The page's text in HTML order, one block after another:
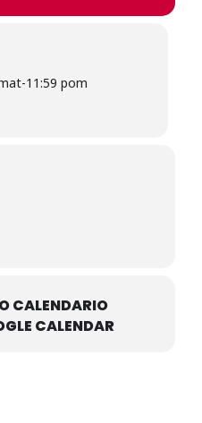
-11:59 pom
CALENDARIO
CALENDAR